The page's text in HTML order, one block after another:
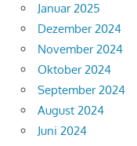
Januar 2025
Dezember 2024
November 2024
Oktober 2024
September 2024
August 2024
Juni 2024